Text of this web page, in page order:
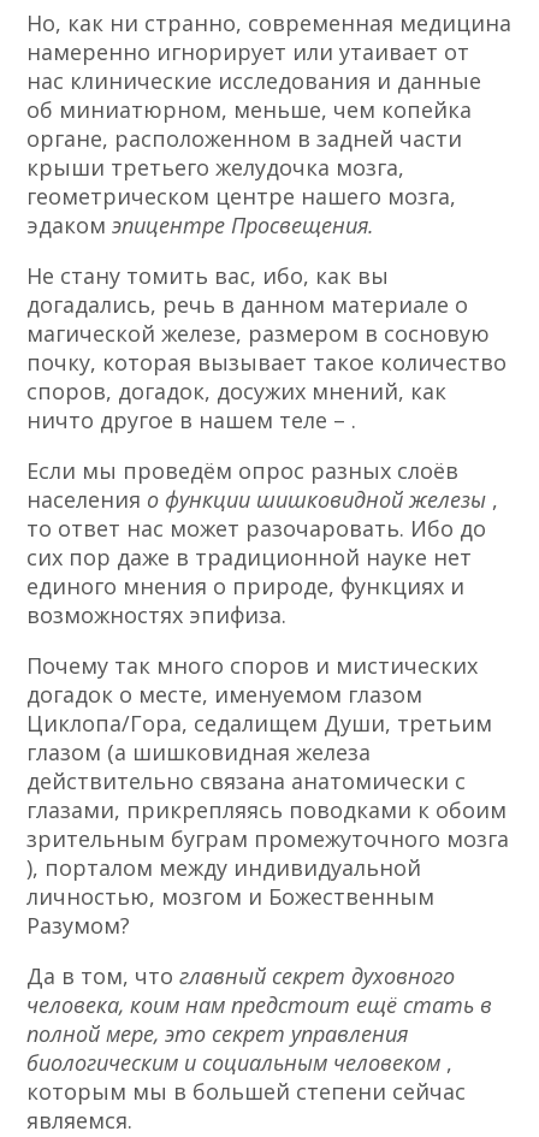
Но, как ни странно, современная медицина
намеренно игнорирует или утаивает от
нас клинические исследования и данные
об миниатюрном, меньше, чем копейка
органе, расположенном в задней части
крыши третьего желудочка мозга,
геометрическом центре нашего мозга,
эдакомэпицентре Просвещения.
Не стану томить вас, ибо, как вы
догадались, речь в данном материале о
магической железе, размером в сосновую
почку, которая вызывает такое количество
споров, догадок, досужих мнений, как
ничто другое в нашем теле – .
Если мы проведём опрос разных слоёв
населения о функции шишковидной железы ,
то ответ нас может разочаровать. Ибо до
сих пор даже в традиционной науке нет
единого мнения о природе, функциях и
возможностях эпифиза.
Почему так много споров и мистических
догадок о месте, именуемом глазом
Циклопа/Гора, седалищем Души, третьим
глазом (а шишковидная железа
действительно связана анатомически с
глазами, прикрепляясь поводками к обоим
зрительным буграм промежуточного мозга
), порталом между индивидуальной
личностью, мозгом и Божественным
Разумом?
Да в том, чтоглавный секрет духовного
человека, коим нам предстоит ещё стать в
полной мере, это секрет управления
биологическим и социальным человеком ,
которым мы в большей степени сейчас
являемся.